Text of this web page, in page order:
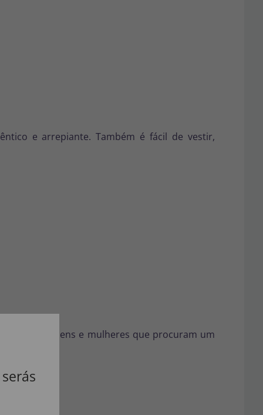
e arrepiante. Também é fácil de vestir,
para homens e mulheres que procuram um